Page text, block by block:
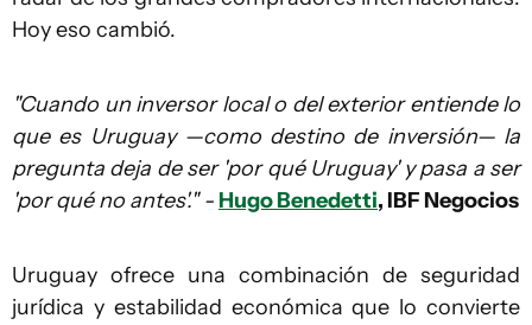
Hoy eso cambió.
"Cuando un inversor local o del exterior entiende lo
que es Uruguay —como destino de inversión— la
pregunta deja de ser 'por qué Uruguay' y pasa a ser
'por qué no antes'." -Hugo Benedetti, IBF Negocios
Uruguay ofrece una combinación de seguridad
jurídica y estabilidad económica que lo convierte